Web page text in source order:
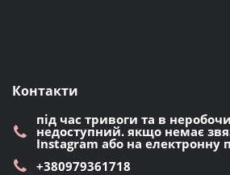
Контакти
під час тривоги та в
недоступний. якщо немає
Instagram або на електронну
+380979361718